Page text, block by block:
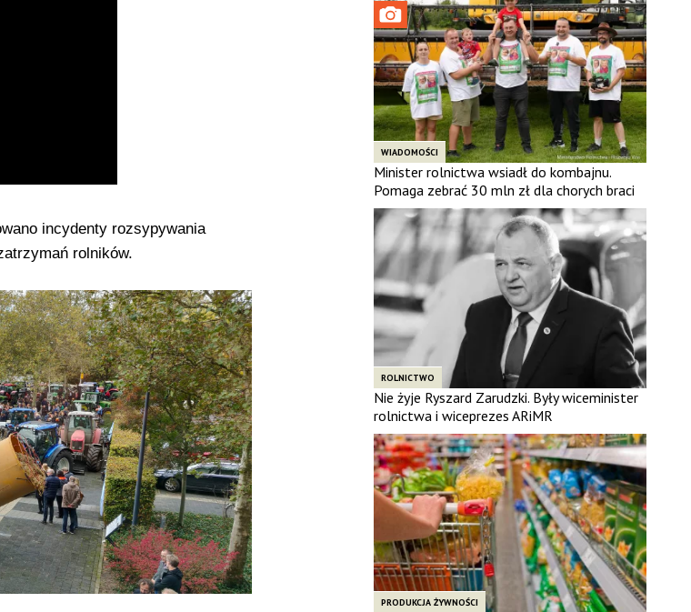
incydenty rozsypywania
rolników.
WIADOMOŚCI
Minister rolnictwa wsiadł do kombajnu.
Pomaga zebrać 30 mln zł dla chorych braci
ROLNICTWO
Nie żyje Ryszard Zarudzki. Były wiceminister
rolnictwa i wiceprezes ARiMR
PRODUKCJA ŻYWNOŚCI